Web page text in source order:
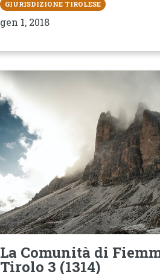
GIURISDIZIONE TIROLESE
gen 1, 2018
La Comunità di
Tirolo 3 (1314)